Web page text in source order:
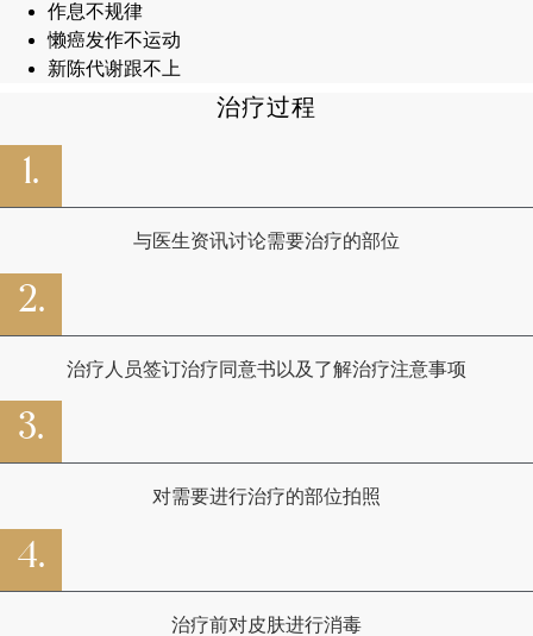
作息不规律
懒癌发作不运动
新陈代谢跟不上
治疗过程
1.
与医生资讯讨论需要治疗的部位
2.
治疗人员签订治疗同意书以及了解治疗注意事项
3.
对需要进行治疗的部位拍照
4.
治疗前对皮肤进行消毒